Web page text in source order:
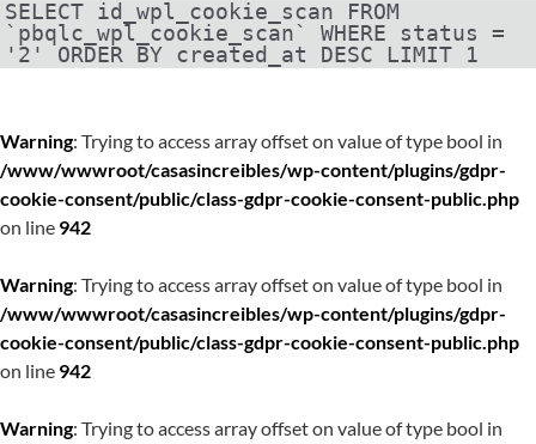
SELECT id_wpl_cookie_scan FROM
`pbqlc_wpl_cookie_scan` WHERE status =
'2' ORDER BY created_at DESC LIMIT 1
Warning: Trying to access array offset on value of type bool in
/www/wwwroot/casasincreibles/wp-content/plugins/gdpr-
cookie-consent/public/class-gdpr-cookie-consent-public.php
on line 942
Warning: Trying to access array offset on value of type bool in
/www/wwwroot/casasincreibles/wp-content/plugins/gdpr-
cookie-consent/public/class-gdpr-cookie-consent-public.php
on line 942
Warning: Trying to access array offset on value of type bool in